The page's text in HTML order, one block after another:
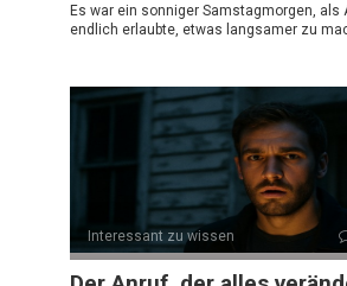
Es war ein sonniger Samstagmorgen, als
endlich erlaubte, etwas langsamer zu
Interessant zu wissen